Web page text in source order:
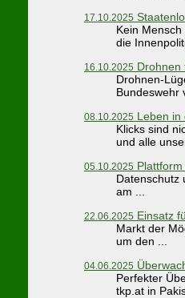
17.10.2025
Kein
die
16.10.2025 Drohnen
Drohnen-
Bundeswehr
08.10.2025 Leben in
Klicks sind
und alle
05.10.2025
Datenschutz
am ...
22.06.2025 Einsatz
Markt der
um den ...
04.06.2025
Perfekter
tkp.at in